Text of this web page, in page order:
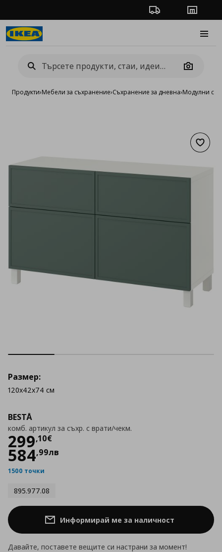
Проследяване на
Camera
Продукти›Мебели за съхранение›Съхранение за дневна›Модулни
BESTÅ
комб. артикул за съхр. с врати/чекм.
299,10€
Цена
584,99лв
1500 точки
895.977.08
Размер:
120x42x74 см
Информирай ме за наличност
Давайте, поставете вещите си настрани за момент!